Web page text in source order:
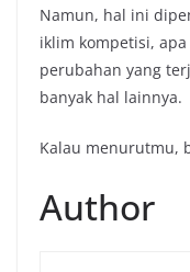
Namun, hal ini
iklim kompetisi,
perubahan yang
banyak hal lainnya.
Kalau menurutmu,
Author